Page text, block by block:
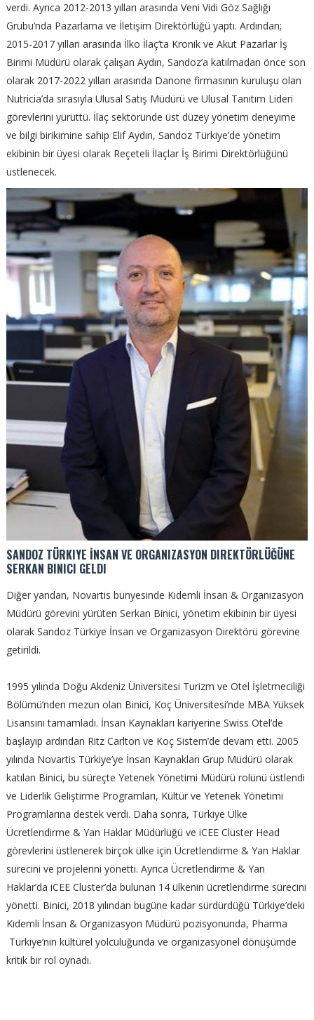
verdi. Ayrıca 2012-2013 yılları arasında Veni Vidi Göz Sağlığı
Grubu’nda Pazarlama ve İletişim Direktörlüğü yaptı. Ardından;
2015-2017 yılları arasında İlko İlaç’ta Kronik ve Akut Pazarlar İş
Birimi Müdürü olarak çalışan Aydın, Sandoz’a katılmadan önce son
olarak 2017-2022 yılları arasında Danone firmasının kuruluşu olan
Nutricia’da sırasıyla Ulusal Satış Müdürü ve Ulusal Tanıtım Lideri
görevlerini yürüttü. İlaç sektöründe üst düzey yönetim deneyime
ve bilgi birikimine sahip Elif Aydın, Sandoz Türkiye’de yönetim
ekibinin bir üyesi olarak Reçeteli İlaçlar İş Birimi Direktörlüğünü
üstlenecek.
SANDOZ TÜRKIYE İNSAN VE ORGANIZASYON DIREKTÖRLÜĞÜNE
SERKAN BINICI GELDI
Diğer yandan, Novartis bünyesinde Kıdemli İnsan & Organizasyon
Müdürü görevini yürüten Serkan Binici, yönetim ekibinin bir üyesi
olarak Sandoz Türkiye İnsan ve Organizasyon Direktörü görevine
getirildi.
1995 yılında Doğu Akdeniz Üniversitesi Turizm ve Otel İşletmeciliği
Bölümü’nden mezun olan Binici, Koç Üniversitesi’nde MBA Yüksek
Lisansını tamamladı. İnsan Kaynakları kariyerine Swiss Otel’de
başlayıp ardından Ritz Carlton ve Koç Sistem’de devam etti. 2005
yılında Novartis Türkiye’ye İnsan Kaynakları Grup Müdürü olarak
katılan Binici, bu süreçte Yetenek Yönetimi Müdürü rolünü üstlendi
ve Liderlik Geliştirme Programları, Kültür ve Yetenek Yönetimi
Programlarına destek verdi. Daha sonra, Türkiye Ülke
Ücretlendirme & Yan Haklar Müdürlüğü ve iCEE Cluster Head
görevlerini üstlenerek birçok ülke için Ücretlendirme & Yan Haklar
sürecini ve projelerini yönetti. Ayrıca Ücretlendirme & Yan
Haklar’da iCEE Cluster’da bulunan 14 ülkenin ücretlendirme sürecini
yönetti. Binici, 2018 yılından bugüne kadar sürdürdüğü Türkiye’deki
Kıdemli İnsan & Organizasyon Müdürü pozisyonunda, Pharma
Türkiye’nin kültürel yolculuğunda ve organizasyonel dönüşümde
kritik bir rol oynadı.